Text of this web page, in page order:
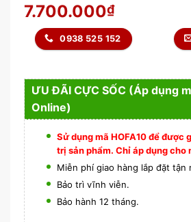
7.700.000₫
0938 525 152
ƯU ĐÃI CỰC SỐC (Áp dụng
Online)
Sử dụng mã HOFA10 để được
trị sản phẩm. Chỉ áp dụng cho
Miễn phí giao hàng lắp đặt tận
Bảo trì vĩnh viễn.
Bảo hành 12 tháng.